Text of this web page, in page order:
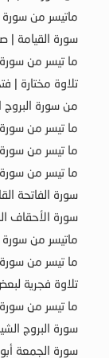
ماتيسر من سورة
سورة القيامة |
ما تيسر من
تلاوة مختارة |
من سورة
ما تيسر من
ما تيسر من
ما تيسر من
سورة الفاتحة
سورة الأحقاف
ماتيسر من سورة
ما تيسر من
تلاوة فجرية
ما تيسر من
سورة البروج
سورة الجمعة